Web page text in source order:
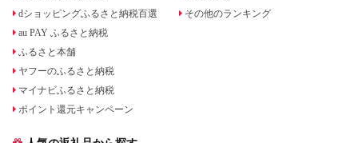
dショッピングふるさと納税百選
au PAY ふるさと納税
ふるさと本舗
ヤフーのふるさと納税
マイナビふるさと納税
ポイント還元キャンペーン
その他のランキング